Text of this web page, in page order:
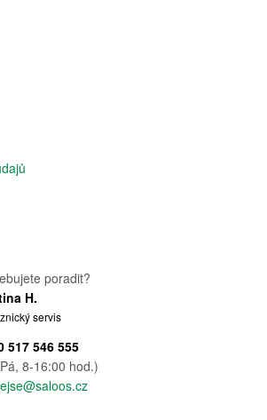
poradit?
H.
servis
517 546 555
8-16:00 hod.)